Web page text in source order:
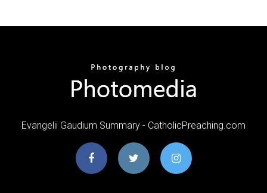
Evangelii Gaudium Summary - CatholicPreaching.com